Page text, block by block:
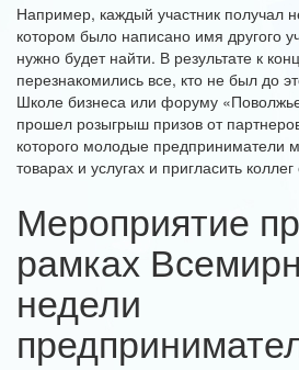
Например, каждый участник получал
котором было написано имя другого
нужно будет найти. В результате к
перезнакомились все, кто не был до
Школе бизнеса или форуму
прошел розыгрыш призов от
которого молодые предприниматели
товарах и услугах и пригласить
Мероприятие
рамках
недели